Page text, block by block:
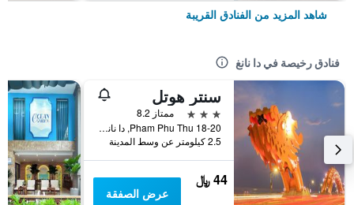
شاهد المزيد من الفنادق القريبة
فنادق رخيصة في دا نانغ
سنتر هوتل
3 نجوم
ممتاز 8.2
18-20 Pham Phu Thu, دا نانغ, فيتنام
2.5 كيلومتر عن وسط المدينة
44 ﷼
عرض الصفقة